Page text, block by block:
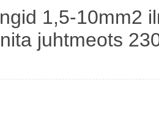
1,5-10mm2
juhtmeots